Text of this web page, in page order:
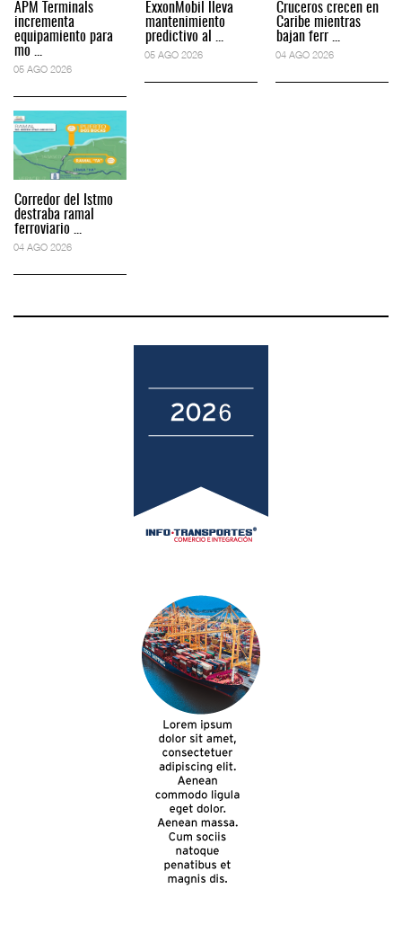
APM Terminals
incrementa
equipamiento para
mo ...
05 AGO 2026
Corredor del Istmo
destraba ramal
ferroviario ...
04 AGO 2026
ExxonMobil lleva
mantenimiento
predictivo al ...
05 AGO 2026
Cruceros crecen en
Caribe mientras
bajan ferr ...
04 AGO 2026